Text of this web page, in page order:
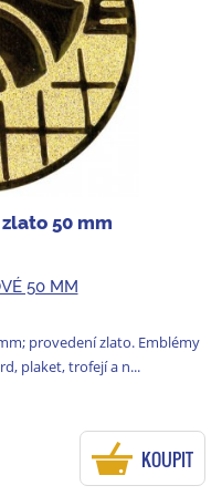
50 mm
50 MM
provedení zlato. Emblémy
plaket, trofejí a n...
KOUPIT